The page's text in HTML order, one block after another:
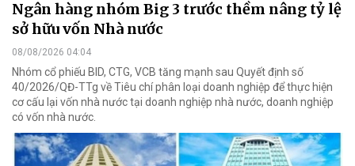
Ngân hàng nhóm Big 3 trước thềm nâng tỷ lệ
sở hữu vốn Nhà nước
08/08/2026 04:04
Nhóm cổ phiếu BID, CTG, VCB tăng mạnh sau Quyết định số
40/2026/QĐ-TTg về Tiêu chí phân loại doanh nghiệp để thực hiện
cơ cấu lại vốn nhà nước tại doanh nghiệp nhà nước, doanh nghiệp
có vốn nhà nước.